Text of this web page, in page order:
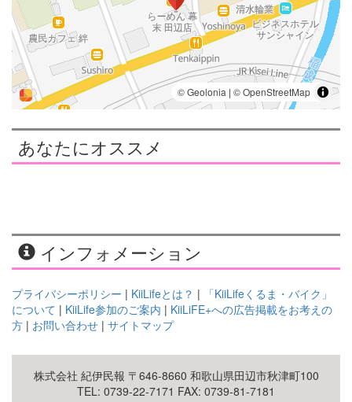
あなたにオススメ
インフォメーション
プライバシーポリシー | KiiLifeとは？ |
「KiiLifeくるま・バイク」
について | KiiLife参加のご案内 | KiiLiFE+への広告掲載をお考えの
方 | お問い合わせ | サイトマップ
株式会社 紀伊民報 〒646-8660 和歌山県田辺市秋津町100
TEL: 0739-22-7171 FAX: 0739-81-7181